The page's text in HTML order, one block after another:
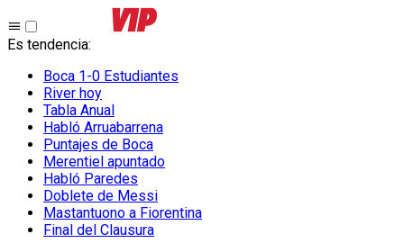
Es tendencia:
Boca 1-0 Estudiantes
River hoy
Tabla Anual
Habló Arruabarrena
Puntajes de Boca
Merentiel apuntado
Habló Paredes
Doblete de Messi
Mastantuono a Fiorentina
Final del Clausura